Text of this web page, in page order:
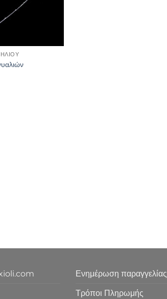
ΗΛΊΟΥ
Ενημέρωση παραγγελίας
Τρόποι Πληρωμής